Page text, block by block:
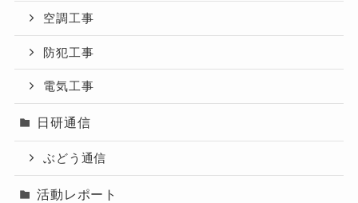
空調工事
防犯工事
電気工事
日研通信
ぶどう通信
活動レポート